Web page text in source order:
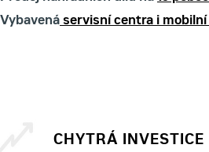
Vybavená servisní centra i
CHYTRÁ INVESTICE